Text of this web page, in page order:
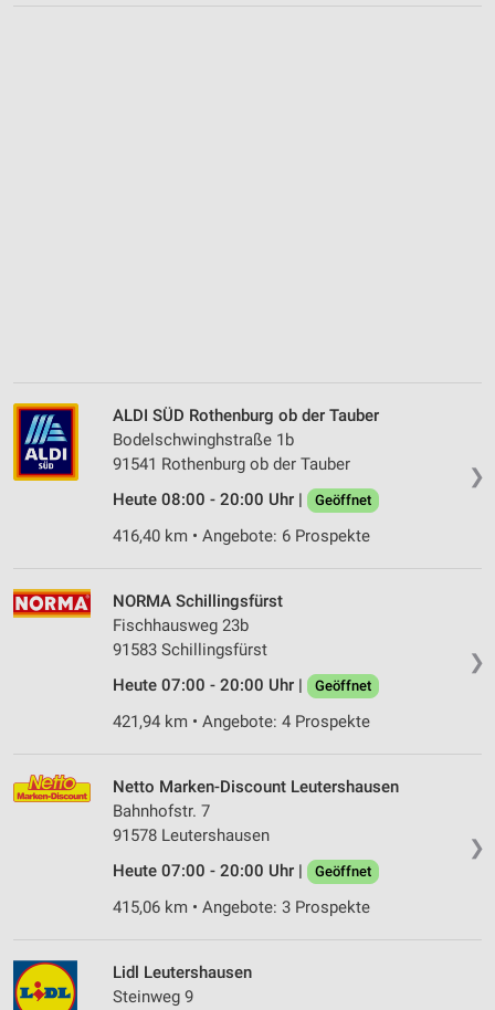
❯
ALDI SÜD Rothenburg ob der Tauber
Bodelschwinghstraße 1b
91541 Rothenburg ob der Tauber
Heute 08:00 - 20:00 Uhr |
Geöffnet
416,40 km • Angebote: 6 Prospekte
❯
NORMA Schillingsfürst
Fischhausweg 23b
91583 Schillingsfürst
Heute 07:00 - 20:00 Uhr |
Geöffnet
421,94 km • Angebote: 4 Prospekte
❯
Netto Marken-Discount Leutershausen
Bahnhofstr. 7
91578 Leutershausen
Heute 07:00 - 20:00 Uhr |
Geöffnet
415,06 km • Angebote: 3 Prospekte
Lidl Leutershausen
Steinweg 9